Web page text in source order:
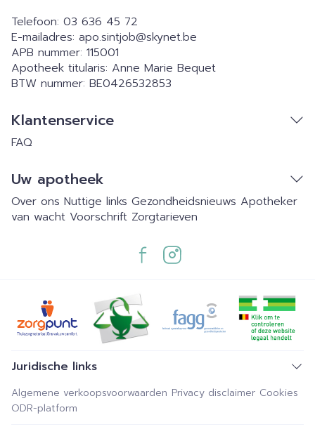
Telefoon: 03 636 45 72
E-mailadres: apo.sintjob@skynet.be
APB nummer: 115001
Apotheek titularis: Anne Marie Bequet
BTW nummer: BE0426532853
Klantenservice
FAQ
Uw apotheek
Over ons Nuttige links Gezondheidsnieuws Apotheker
van wacht Voorschrift Zorgtarieven
Juridische links
Algemene verkoopsvoorwaarden Privacy disclaimer Cookies
ODR-platform